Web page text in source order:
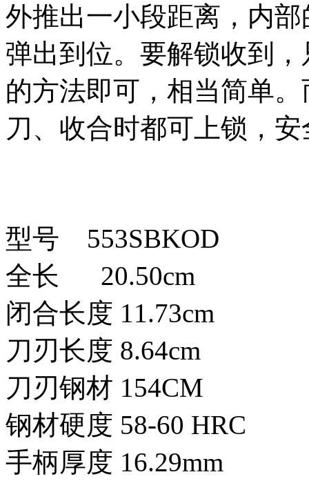
外推出一小段距离，内
弹出到位。要解锁收到
的方法即可，相当简单
刀、收合时都可上锁，
型号 553SBKOD
全长 20.50cm
闭合长度 11.73cm
刀刃长度 8.64cm
刀刃钢材 154CM
钢材硬度 58-60 HRC
手柄厚度 16.29mm